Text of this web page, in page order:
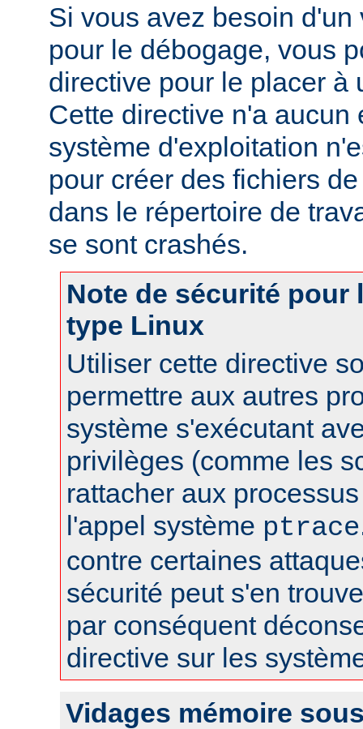
Si vous avez besoin
pour le débogage, vous
directive pour le placer à
Cette directive n'a aucun
système d'exploitation
pour créer des fichiers
dans le répertoire de
se sont crashés.
Note de sécurité pour
type Linux
Utiliser cette directive
permettre aux autres
système s'exécutant
privilèges (comme les
rattacher aux
l'appel système ptrace
contre certaines
sécurité peut s'en
par conséquent
directive sur les
Vidages mémoire